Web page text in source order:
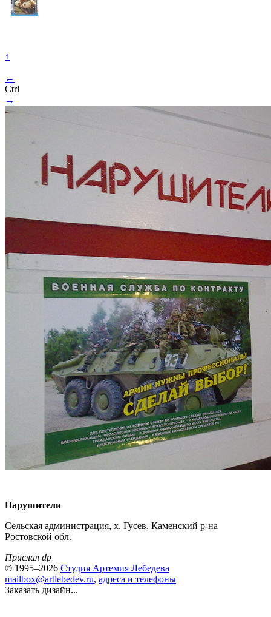
↑
←
Ctrl
→
Нарушители
Сельская администрация, х. Гусев, Каменский р-на
Ростовской обл.
Прислал dp
© 1995–2026 Студия Артемия Лебедева
mailbox@artlebedev.ru, адреса и телефоны
Заказать дизайн...